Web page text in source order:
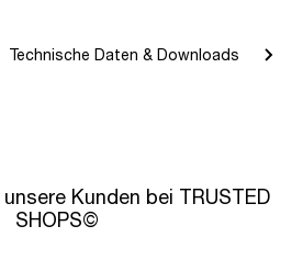
Technische Daten & Downloads
Kunden bei TRUSTED
SHOPS©